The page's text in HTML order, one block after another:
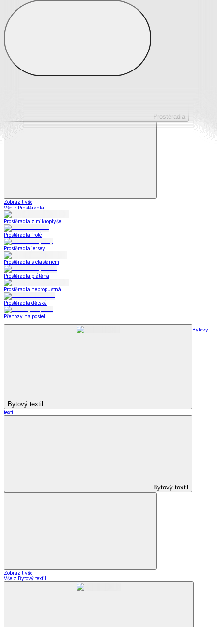
Prostěradla z mikroplyše
Prostěradla froté
Prostěradla
Zobrazit vše
Vše z Prostěradla
Prostěradla z mikroplyše
Prostěradla froté
Prostěradla jersey
Prostěradla s elastanem
Prostěradla plátěná
Prostěradla nepropustná
Prostěradla dětská
Přehozy na postel
Bytový textil
Bytový
textil
Bytový textil
Zobrazit vše
Vše z Bytový textil